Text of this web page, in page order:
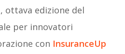
ottava edizione del
per innovatori
con InsuranceUp